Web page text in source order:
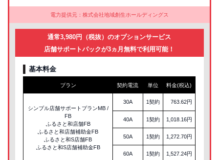
電力提供元：株式会社地域創生ホールディングス
通常3,980円（税抜）のオプションサービス
店舗サポートパックが3ヵ月無料で利用可能！
基本料金
プラン 契約電流 単位 料金(税込)
シンプル店舗サポートプランMB /
FB
ふるさと和店舗FB
ふるさと和店舗補助金FB
ふるさと和S店舗FB
ふるさと和S店舗補助金FB
30A 1契約 763.62円
40A 1契約 1,018.16円
50A 1契約 1,272.70円
60A 1契約 1,527.24円